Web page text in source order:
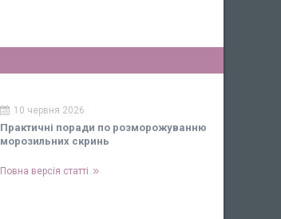
10 червня 2026
Практичні поради по розморожуванню
морозильних скринь
Повна версія статті